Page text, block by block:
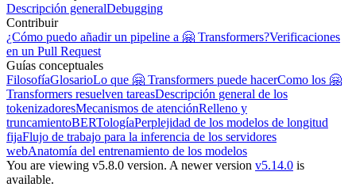
Descripción generalDebugging
Contribuir
¿Cómo puedo añadir un pipeline a 🤗 Transformers?Verificaciones
en un Pull Request
Guías conceptuales
FilosofíaGlosarioLo que 🤗 Transformers puede hacerComo los 🤗
Transformers resuelven tareasDescripción general de los
tokenizadoresMecanismos de atenciónRelleno y
truncamientoBERTologíaPerplejidad de los modelos de longitud
fijaFlujo de trabajo para la inferencia de los servidores
webAnatomía del entrenamiento de los modelos
You are viewing v5.8.0 version. A newer version v5.14.0 is
available.